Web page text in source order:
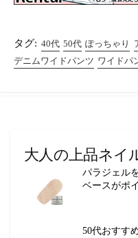
タグ: 40代 50代 ぽっちゃり
デニムワイドパンツ ワイドパ
大人の上品ネイ
パラジェル
ベースがポ
50代おすす